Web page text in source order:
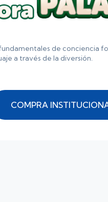
de conciencia
a través de la diversión.
COMPRA